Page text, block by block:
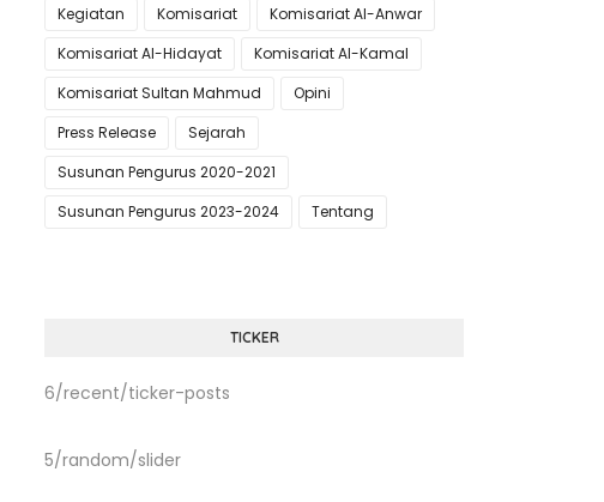
Kegiatan
Komisariat
Komisariat Al-Anwar
Komisariat Al-Hidayat
Komisariat Al-Kamal
Komisariat Sultan Mahmud
Opini
Press Release
Sejarah
Susunan Pengurus 2020-2021
Susunan Pengurus 2023-2024
Tentang
TICKER
6/recent/ticker-posts
5/random/slider